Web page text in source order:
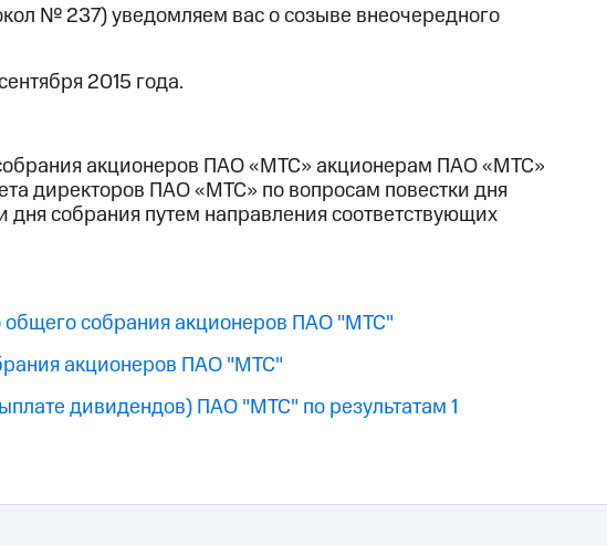
№ 237) уведомляем вас о созыве внеочередного
2015 года.
акционеров ПАО «МТС» акционерам ПАО «МТС»
директоров ПАО «МТС» по вопросам повестки дня
собрания путем направления соответствующих
собрания акционеров ПАО "МТС"
акционеров ПАО "МТС"
дивидендов) ПАО "МТС" по результатам 1